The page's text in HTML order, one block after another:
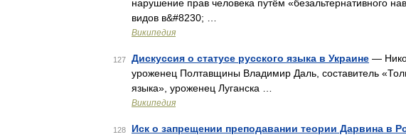
нарушение прав человека путём «безальтернативного
видов в&#8230; …
Википедия
127 Дискуссия о статусе русского языка в Украине —
уроженец Полтавщины Владимир Даль, составитель
языка», уроженец Луганска …
Википедия
128 Иск о запрещении преподавании теории Дарвина в